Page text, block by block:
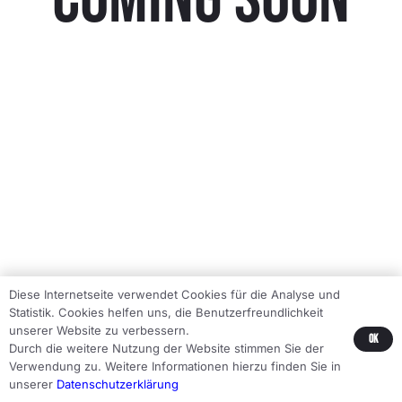
Diese Internetseite verwendet Cookies für die Analyse und
Statistik. Cookies helfen uns, die Benutzerfreundlichkeit
unserer Website zu verbessern.
Durch die weitere Nutzung der Website stimmen Sie der
Verwendung zu. Weitere Informationen hierzu finden Sie in
unserer Datenschutzerklärung
Ok